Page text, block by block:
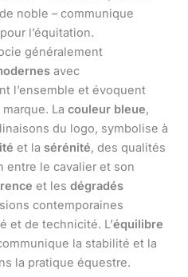
noble – communique
pour l’équitation.
généralement
avec
l’ensemble et évoquent
La couleur bleue,
du logo, symbolise à
et la sérénité, des qualités
entre le cavalier et son
et les dégradés
contemporaines
et de technicité. L’équilibre
la stabilité et la
la pratique équestre.